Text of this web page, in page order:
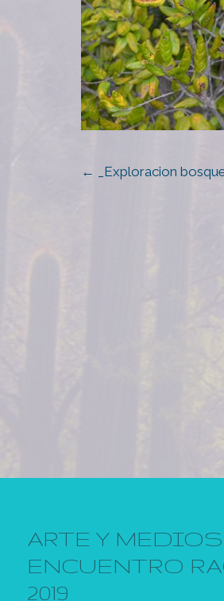
POST
← _Exploracion
ARTE Y
ENCUENTRO
2019